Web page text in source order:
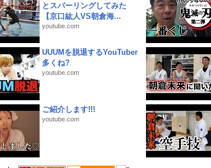
とスパーリングしてみた
【京口紘人VS朝倉海...
youtube.com
UUUMを脱退するYouTuber
多くね?
youtube.com
ご紹介します!!!
youtube.com